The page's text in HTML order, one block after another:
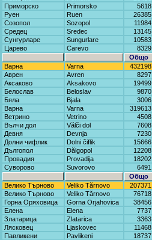
Приморско
Primorsko 5618
Руен
Ruen 26385
Созопол
Sozopol 11984
Средец
Sredec 13145
Сунгурларе
Sungurlare 10583
Царево
Carevo 8329
Общо
Варна
Varna 432198
Аврен
Avren 8297
Аксаково
Aksakovo 19499
Белослав
Beloslav 9870
Бяла
Bjala 3006
Варна
Varna 319613
Ветрино
Vetrino 4508
Вълчи дол
Vălči dol 7608
Девня
Devnja 7230
Долни чифлик
Dolni čiflik 15666
Дългопол
Dălgopol 12208
Провадия
Provadija 18202
Суворово
Suvorovo 6491
Общо
Велико Търново
Veliko Tărnovo 207371
Велико Търново
Veliko Tărnovo 76718
Горна Оряховица
Gorna Orjahovica 38456
Елена
Elena 7737
Златарица
Zlatarica 3363
Лясковец
Ljaskovec 11468
Павликени
Pavlikeni 18737